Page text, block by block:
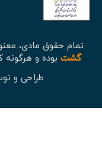
تمام حقوق مادی،
گشت بوده و
طراحی و